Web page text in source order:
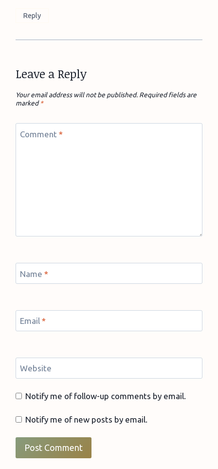
Reply
Leave a Reply
Your email address will not be published. Required fields are
marked*
Comment *
Name *
Email *
Website
Notify me of follow-up comments by email.
Notify me of new posts by email.